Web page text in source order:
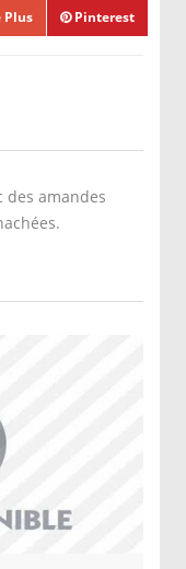
Plus Pinterest
des amandes